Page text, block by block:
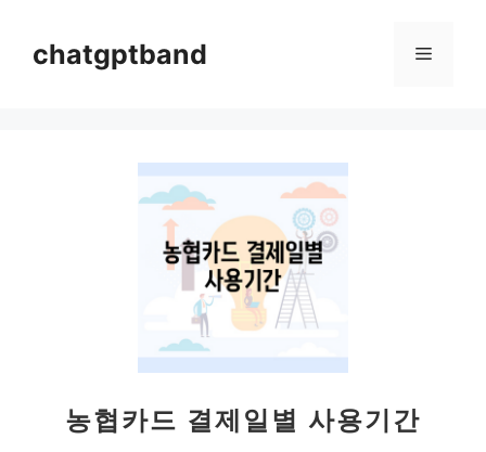
chatgptband 메
농협카드 결제일별 사용기간